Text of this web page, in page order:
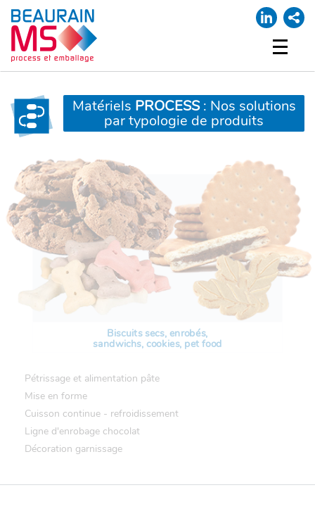
NOTRE SOCIÉTÉ
NOS MARQUES
EMBALLAGE
SUPPORT
MA LISTE
CONTACT
Matériels PROCESS: Nos solutions
par typologie de produits
Biscuits secs, enrobés,
sandwichs, cookies, pet food
Pétrissage et alimentation pâte
Mise en forme
Cuisson continue - refroidissement
Ligne d'enrobage chocolat
Décoration garnissage